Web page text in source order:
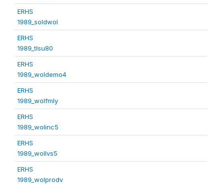
ERHS
1989_soldwol
ERHS
1989_tlsu80
ERHS
1989_woldemo4
ERHS
1989_wolfmly
ERHS
1989_wolinc5
ERHS
1989_wollvs5
ERHS
1989_wolprodv